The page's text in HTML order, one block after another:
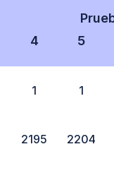
4 5
1 1
2195 2204